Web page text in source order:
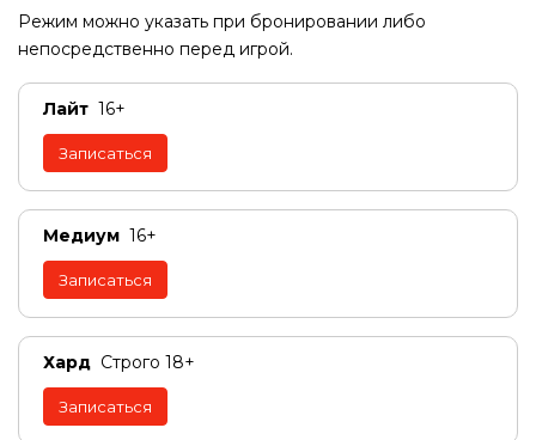
Режим можно указать при бронировании либо
непосредственно перед игрой.
Лайт 16+
Записаться
Медиум 16+
Записаться
Хард Строго 18+
Записаться